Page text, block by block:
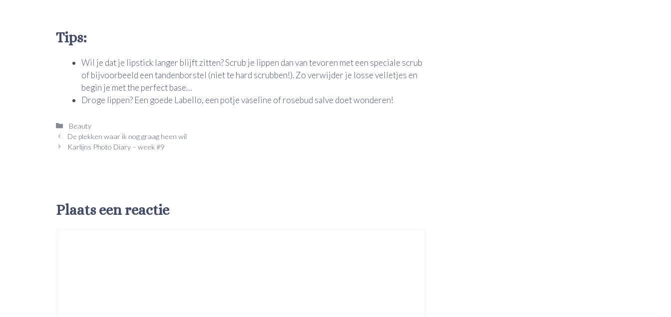
Tips:
Wil je dat je lipstick langer blijft zitten? Scrub je lippen dan van tevoren met een speciale scrub
of bijvoorbeeld een tandenborstel (niet te hard scrubben!). Zo verwijder je losse velletjes en
begin je met the perfect base…
Droge lippen? Een goede Labello, een potje vaseline of rosebud salve doet wonderen!
Categorieën
Beauty
De plekken waar ik nog graag heen wil
Karlijns Photo Diary – week #9
Plaats een reactie